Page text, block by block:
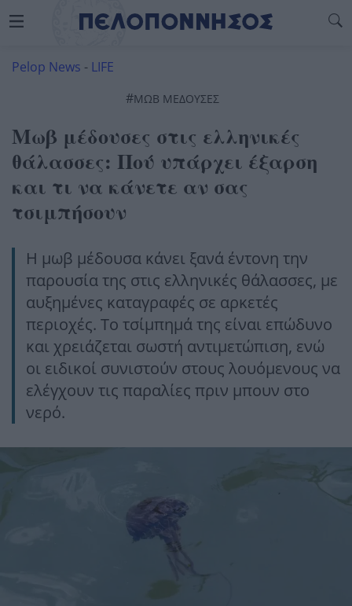
Pelop News - LIFE
#ΜΩΒ ΜΕΔΟΥΣΕΣ
Μωβ μέδουσες στις ελληνικές
θάλασσες: Πού υπάρχει έξαρση
και τι να κάνετε αν σας
τσιμπήσουν
Η μωβ μέδουσα κάνει ξανά έντονη την
παρουσία της στις ελληνικές θάλασσες, με
αυξημένες καταγραφές σε αρκετές
περιοχές. Το τσίμπημά της είναι επώδυνο
και χρειάζεται σωστή αντιμετώπιση, ενώ
οι ειδικοί συνιστούν στους λουόμενους να
ελέγχουν τις παραλίες πριν μπουν στο
νερό.